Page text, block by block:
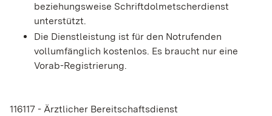
beziehungsweise Schriftdolmetscherdienst
unterstützt.
Die Dienstleistung ist für den Notrufenden
vollumfänglich kostenlos. Es braucht nur eine
Vorab-Registrierung.
116117 - Ärztlicher Bereitschaftsdienst